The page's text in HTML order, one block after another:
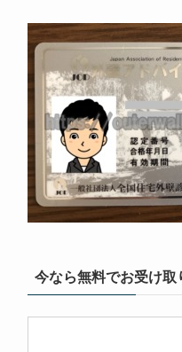
今なら無料でお受け取